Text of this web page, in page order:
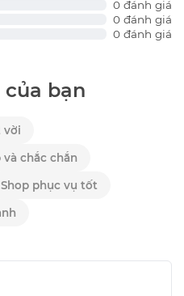
0 đánh giá
0 đánh giá
0 đánh giá
của bạn
vời
chắc chắn
Shop phục vụ tốt